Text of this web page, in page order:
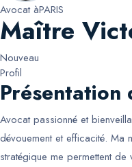
Avocat àPARIS
Maître
Nouveau
Profil
Présentation
Avocat passionné et
dévouement et efficacité. Ma
stratégique me permettent